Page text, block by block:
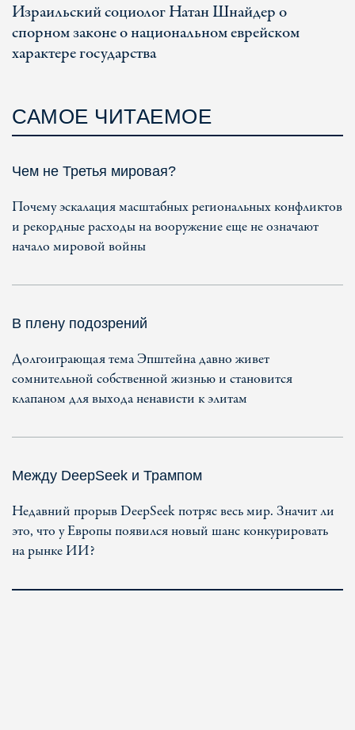
Израильский социолог Натан Шнайдер о
спорном законе о национальном еврейском
характере государства
САМОЕ ЧИТАЕМОЕ
Чем не Третья мировая?
Почему эскалация масштабных региональных конфликтов
и рекордные расходы на вооружение еще не означают
начало мировой войны
В плену подозрений
Долгоиграющая тема Эпштейна давно живет
сомнительной собственной жизнью и становится
клапаном для выхода ненависти к элитам
Между DeepSeek и Трампом
Недавний прорыв DeepSeek потряс весь мир. Значит ли
это, что у Европы появился новый шанс конкурировать
на рынке ИИ?